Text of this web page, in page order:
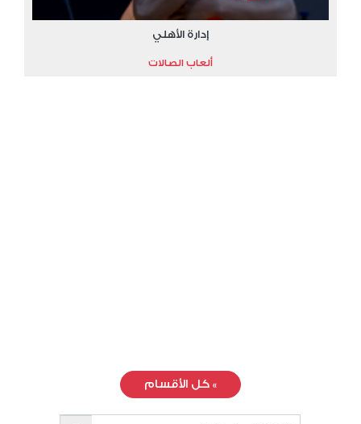
إدارة الأهلي
ألعاب الصالات
» كل الأقسام